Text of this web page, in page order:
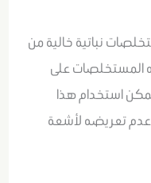
نباتية خالية من
المستخلصات على
يمكن استخدام هذا
عدم تعريضه لأشعة